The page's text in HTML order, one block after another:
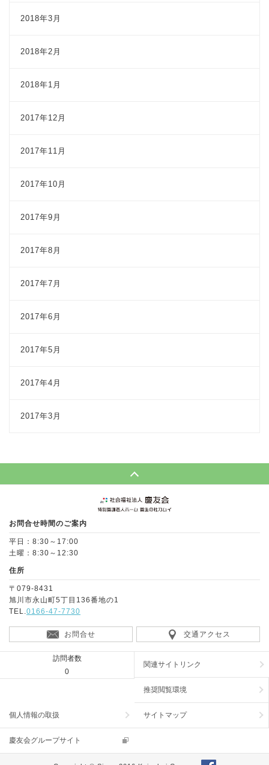
2018年3月
2018年2月
2018年1月
2017年12月
2017年11月
2017年10月
2017年9月
2017年8月
2017年7月
2017年6月
2017年5月
2017年4月
2017年3月
お問合せ時間のご案内
平日：8:30～17:00
土曜：8:30～12:30
住所
〒079-8431
旭川市永山町5丁目136番地の1
TEL.0166-47-7730
お問合せ 交通アクセス
訪問者数
0
関連サイトリンク
推奨閲覧環境
個人情報の取扱 サイトマップ
慶友会グループサイト